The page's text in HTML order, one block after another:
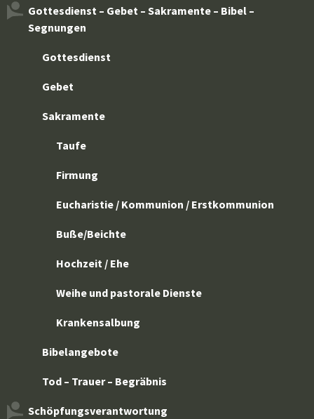
Gottesdienst – Gebet – Sakramente – Bibel –
Segnungen
Gottesdienst
Gebet
Sakramente
Taufe
Firmung
Eucharistie / Kommunion / Erstkommunion
Buße/Beichte
Hochzeit / Ehe
Weihe und pastorale Dienste
Krankensalbung
Bibelangebote
Tod – Trauer – Begräbnis
Schöpfungsverantwortung